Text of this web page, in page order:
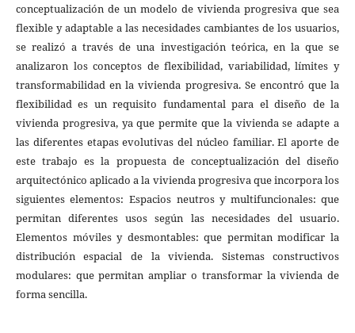
conceptualización de un modelo de vivienda progresiva que sea
flexible y adaptable a las necesidades cambiantes de los usuarios,
se realizó a través de una investigación teórica, en la que se
analizaron los conceptos de flexibilidad, variabilidad, límites y
transformabilidad en la vivienda progresiva. Se encontró que la
flexibilidad es un requisito fundamental para el diseño de la
vivienda progresiva, ya que permite que la vivienda se adapte a
las diferentes etapas evolutivas del núcleo familiar. El aporte de
este trabajo es la propuesta de conceptualización del diseño
arquitectónico aplicado a la vivienda progresiva que incorpora los
siguientes elementos: Espacios neutros y multifuncionales: que
permitan diferentes usos según las necesidades del usuario.
Elementos móviles y desmontables: que permitan modificar la
distribución espacial de la vivienda. Sistemas constructivos
modulares: que permitan ampliar o transformar la vivienda de
forma sencilla.